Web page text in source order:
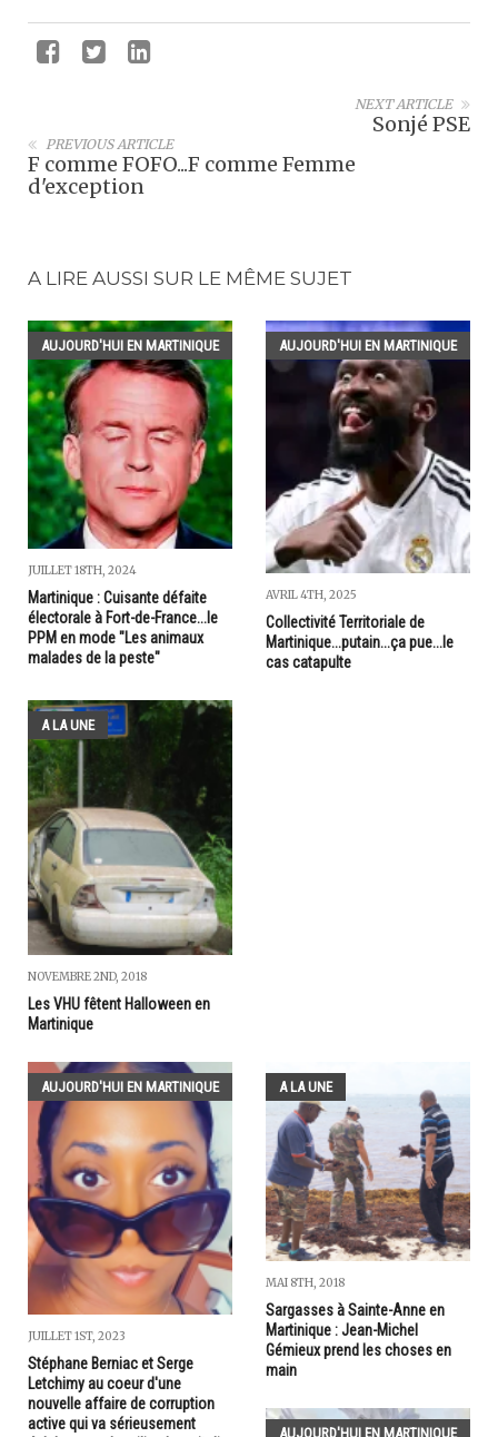
NEXT ARTICLE
Sonjé PSE
PREVIOUS ARTICLE
F comme FOFO...F comme Femme
d'exception
A LIRE AUSSI SUR LE MÊME SUJET
AUJOURD'HUI EN MARTINIQUE
JUILLET 18TH, 2024
Martinique : Cuisante défaite
électorale à Fort-de-France...le
PPM en mode "Les animaux
malades de la peste"
AUJOURD'HUI EN MARTINIQUE
AVRIL 4TH, 2025
Collectivité Territoriale de
Martinique...putain...ça pue...le
cas catapulte
A LA UNE
NOVEMBRE 2ND, 2018
Les VHU fêtent Halloween en
Martinique
AUJOURD'HUI EN MARTINIQUE
JUILLET 1ST, 2023
Stéphane Berniac et Serge
Letchimy au coeur d'une
nouvelle affaire de corruption
active qui va sérieusement
A LA UNE
MAI 8TH, 2018
Sargasses à Sainte-Anne en
Martinique : Jean-Michel
Gémieux prend les choses en
main
AUJOURD'HUI EN MARTINIQUE